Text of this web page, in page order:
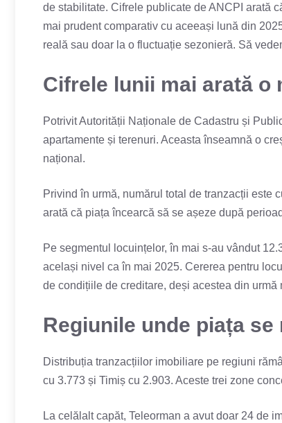
de stabilitate. Cifrele publicate de ANCPI arată
mai prudent comparativ cu aceeași lună din
reală sau doar la o fluctuație sezonieră. Să
Cifrele lunii mai arată o
Potrivit Autorității Naționale de Cadastru și
apartamente și terenuri. Aceasta înseamnă o
național.
Privind în urmă, numărul total de tranzacții este
arată că piața încearcă să se așeze după
Pe segmentul locuințelor, în mai s-au vândut
același nivel ca în mai 2025. Cererea pentru
de condițiile de creditare, deși acestea din urmă
Regiunile unde piața
Distribuția tranzacțiilor imobiliare pe regiuni
cu 3.773 și Timiș cu 2.903. Aceste trei zone
La celălalt capăt, Teleorman a avut doar 24 de